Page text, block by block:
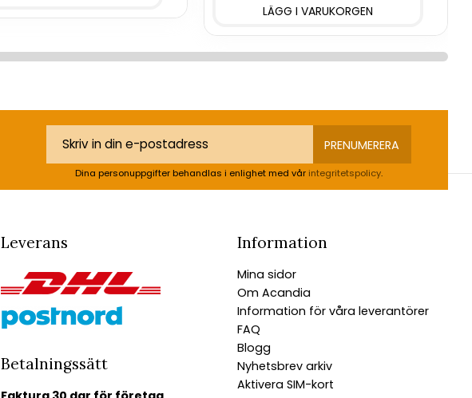
PRENUMERERA
Dina personuppgifter behandlas i enlighet med vår integritetspolicy.
Leverans
Betalningssätt
Information
Mina sidor
Om Acandia
Information för våra leverantörer
FAQ
Blogg
Nyhetsbrev arkiv
Aktivera SIM-kort